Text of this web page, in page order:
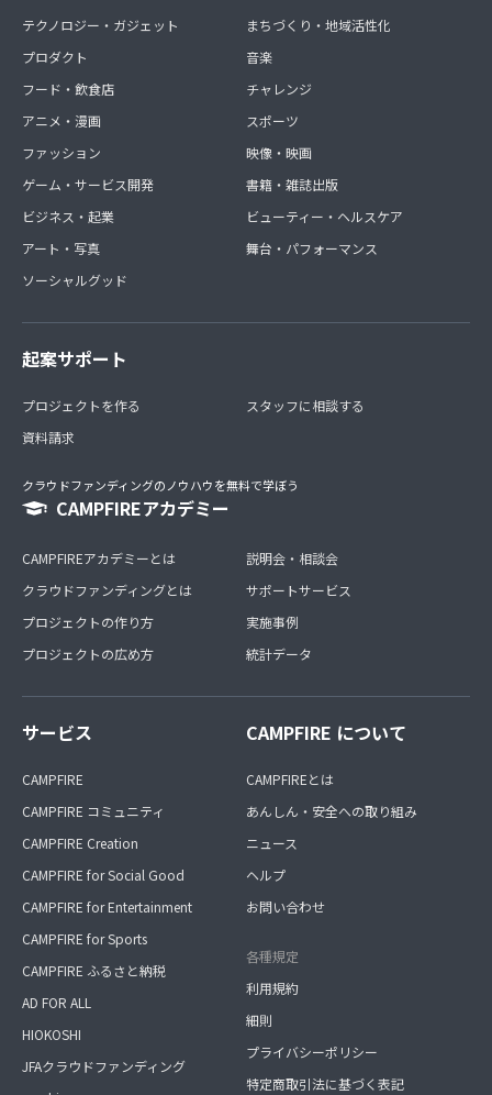
テクノロジー・ガジェット
プロダクト
フード・飲食店
アニメ・漫画
ファッション
ゲーム・サービス開発
ビジネス・起業
アート・写真
ソーシャルグッド
まちづくり・地域活性化
音楽
チャレンジ
スポーツ
映像・映画
書籍・雑誌出版
ビューティー・ヘルスケア
舞台・パフォーマンス
起案サポート
プロジェクトを作る
資料請求
スタッフに相談する
クラウドファンディングのノウハウを無料で学ぼう
CAMPFIREアカデミー
CAMPFIREアカデミーとは
クラウドファンディングとは
プロジェクトの作り方
プロジェクトの広め方
説明会・相談会
サポートサービス
実施事例
統計データ
サービス
CAMPFIRE
CAMPFIRE コミュニティ
CAMPFIRE Creation
CAMPFIRE for Social Good
CAMPFIRE for Entertainment
CAMPFIRE for Sports
CAMPFIRE ふるさと納税
AD FOR ALL
HIOKOSHI
JFAクラウドファンディング
CAMPFIRE について
CAMPFIREとは
あんしん・安全への取り組み
ニュース
ヘルプ
お問い合わせ
各種規定
利用規約
細則
プライバシーポリシー
特定商取引法に基づく表記